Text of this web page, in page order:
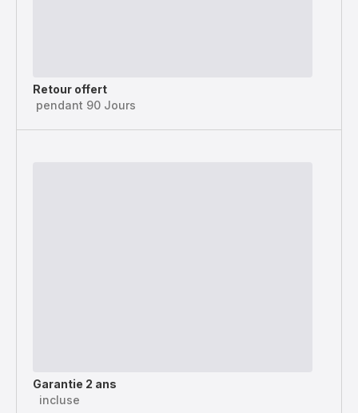
Retour offert
pendant 90 Jours
Garantie 2 ans
incluse